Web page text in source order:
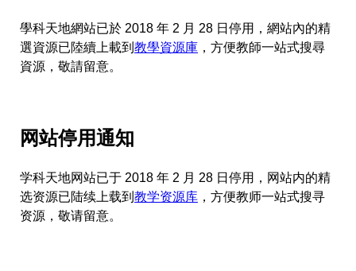
學科天地網站已於 2018 年 2 月 28 日停用，網站內的精
選資源已陸續上載到 教學資源庫 ，方便教師一站式搜尋
資源，敬請留意。
网站停用通知
学科天地网站已于 2018 年 2 月 28 日停用，网站内的精
选资源已陆续上载到 教学资源库 ，方便教师一站式搜寻
资源，敬请留意。